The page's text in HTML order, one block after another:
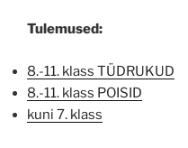
Tulemused:
8.-11. klass TÜDRUKUD
8.-11. klass POISID
kuni 7. klass